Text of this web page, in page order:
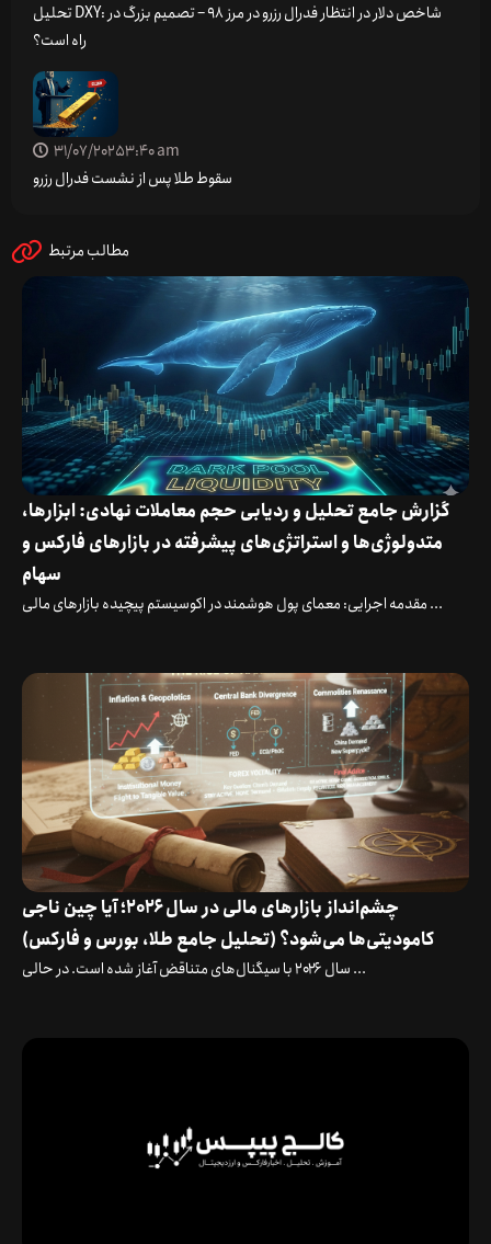
تحلیل DXY: شاخص دلار در انتظار فدرال رزرو در مرز 98 – تصمیم بزرگ در
راه است؟
31/07/20253:40 am
سقوط طلا پس از نشست فدرال رزرو
مطالب مرتبط
گزارش جامع تحلیل و ردیابی حجم معاملات نهادی: ابزارها،
متدولوژی‌ها و استراتژی‌های پیشرفته در بازارهای فارکس و
سهام
مقدمه اجرایی: معمای پول هوشمند در اکوسیستم پیچیده بازارهای مالی ...
چشم‌انداز بازارهای مالی در سال ۲۰۲۶؛ آیا چین ناجی
کامودیتی‌ها می‌شود؟ (تحلیل جامع طلا، بورس و فارکس)
سال ۲۰۲۶ با سیگنال‌های متناقض آغاز شده است. در حالی ...